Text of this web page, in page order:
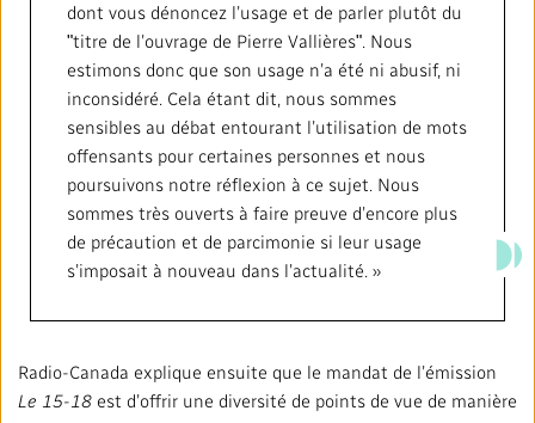
dont vous dénoncez l’usage et de parler plutôt du
ʺtitre de l’ouvrage de Pierre Vallièresʺ. Nous
estimons donc que son usage n’a été ni abusif, ni
inconsidéré. Cela étant dit, nous sommes
sensibles au débat entourant l’utilisation de mots
offensants pour certaines personnes et nous
poursuivons notre réflexion à ce sujet. Nous
sommes très ouverts à faire preuve d’encore plus
de précaution et de parcimonie si leur usage
s’imposait à nouveau dans l’actualité. »
Radio-Canada explique ensuite que le mandat de l’émission
Le 15-18 est d’offrir une diversité de points de vue de manière